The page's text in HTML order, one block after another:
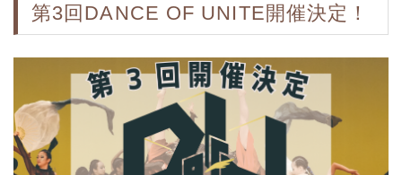
第3回DANCE OF UNITE開催決定！